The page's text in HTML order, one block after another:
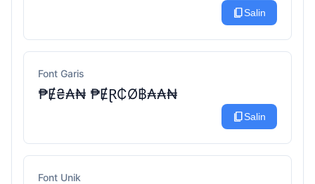
content_copySalin
Font Garis
₱Ɇ₴₳₦ ₱ɆⱤ₵Ø฿₳₳₦
content_copySalin
Font Unik